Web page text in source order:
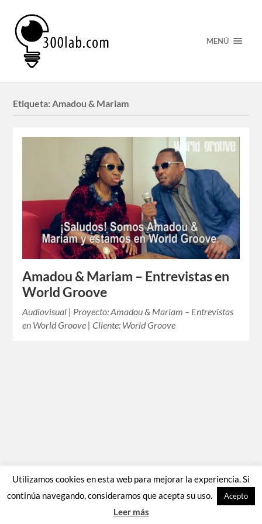
MENÚ
Etiqueta:Amadou & Mariam
Amadou & Mariam – Entrevistas en
World Groove
Audiovisual | Proyecto: Amadou & Mariam – Entrevistas
en World Groove | Cliente: World Groove
Utilizamos cookies en esta web para mejorar la experiencia. Si
continúa navegando, consideramos que acepta su uso.
Acepto
Leer más